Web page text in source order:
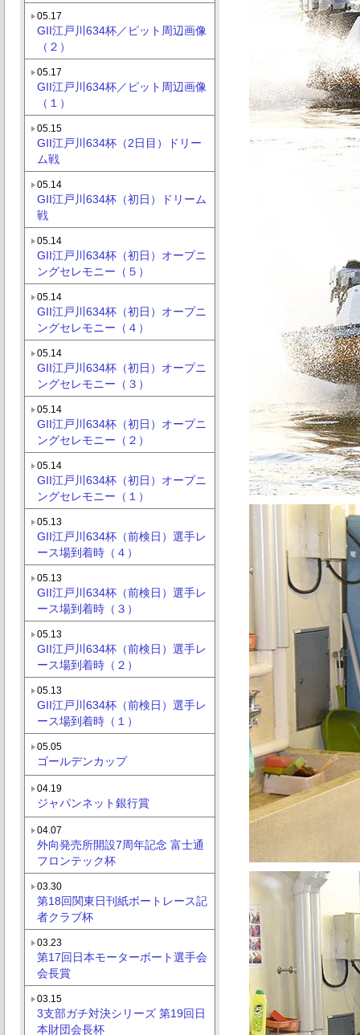
05.17
GII江戸川634杯／ピット周辺画像
（２）
05.17
GII江戸川634杯／ピット周辺画像
（１）
05.15
GII江戸川634杯（2日目）ドリー
ム戦
05.14
GII江戸川634杯（初日）ドリーム
戦
05.14
GII江戸川634杯（初日）オープニ
ングセレモニー（５）
05.14
GII江戸川634杯（初日）オープニ
ングセレモニー（４）
05.14
GII江戸川634杯（初日）オープニ
ングセレモニー（３）
05.14
GII江戸川634杯（初日）オープニ
ングセレモニー（２）
05.14
GII江戸川634杯（初日）オープニ
ングセレモニー（１）
05.13
GII江戸川634杯（前検日）選手レ
ース場到着時（４）
05.13
GII江戸川634杯（前検日）選手レ
ース場到着時（３）
05.13
GII江戸川634杯（前検日）選手レ
ース場到着時（２）
05.13
GII江戸川634杯（前検日）選手レ
ース場到着時（１）
05.05
ゴールデンカップ
04.19
ジャパンネット銀行賞
04.07
外向発売所開設7周年記念 富士通
フロンテック杯
03.30
第18回関東日刊紙ボートレース記
者クラブ杯
03.23
第17回日本モーターボート選手会
会長賞
03.15
3支部ガチ対決シリーズ 第19回日
本財団会長杯